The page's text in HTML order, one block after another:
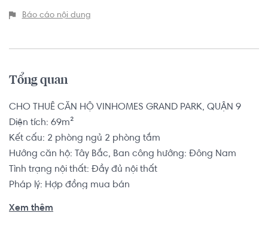
Báo cáo nội dung
Tổng quan
CHO THUÊ CĂN HỘ VINHOMES GRAND PARK, QUẬN 9
Diện tích: 69m²
Kết cấu: 2 phòng ngủ 2 phòng tắm
Hướng căn hộ: Tây Bắc, Ban công hướng: Đông Nam
Tình trạng nội thất: Đầy đủ nội thất
Pháp lý: Hợp đồng mua bán
Xem thêm